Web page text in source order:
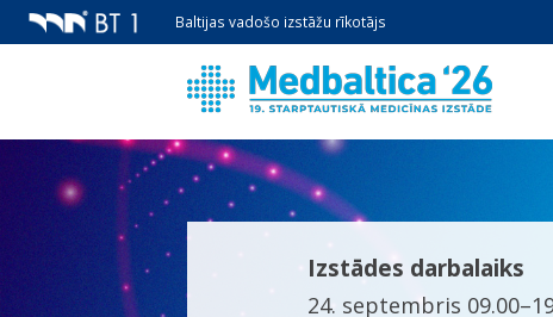
Baltijas vadošo izstāžu rīkotājs
Izstādes darbalaiks
24. septembris